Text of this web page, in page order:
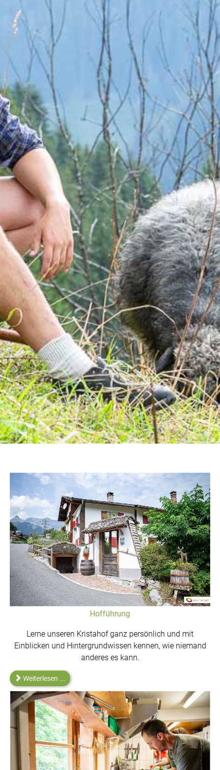
Hofführung
Lerne unseren Kristahof ganz persönlich und mit
Einblicken und Hintergrundwissen kennen, wie niemand
anderes es kann.
Weiterlesen ...